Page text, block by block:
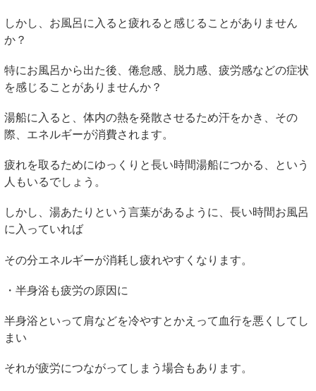
しかし、お風呂に入ると疲れると感じることがありません
か？
特にお風呂から出た後、倦怠感、脱力感、疲労感などの症状
を感じることがありませんか？
湯船に入ると、体内の熱を発散させるため汗をかき、その
際、エネルギーが消費されます。
疲れを取るためにゆっくりと長い時間湯船につかる、という
人もいるでしょう。
しかし、湯あたりという言葉があるように、長い時間お風呂
に入っていれば
その分エネルギーが消耗し疲れやすくなります。
・半身浴も疲労の原因に
半身浴といって肩などを冷やすとかえって血行を悪くしてし
まい
それが疲労につながってしまう場合もあります。